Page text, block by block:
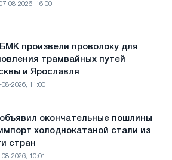
08-2026, 16:00
произвели проволоку для
трамвайных путей
и Ярославля
08-2026, 11:00
окончательные пошлины
холоднокатаной стали из
стран
08-2026, 10:01